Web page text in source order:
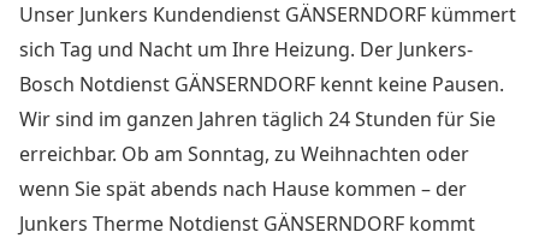
Unser Junkers Kundendienst GÄNSERNDORF kümmert
sich Tag und Nacht um Ihre Heizung. Der Junkers-
Bosch Notdienst GÄNSERNDORF kennt keine Pausen.
Wir sind im ganzen Jahren täglich 24 Stunden für Sie
erreichbar. Ob am Sonntag, zu Weihnachten oder
wenn Sie spät abends nach Hause kommen – der
Junkers Therme Notdienst GÄNSERNDORF kommt